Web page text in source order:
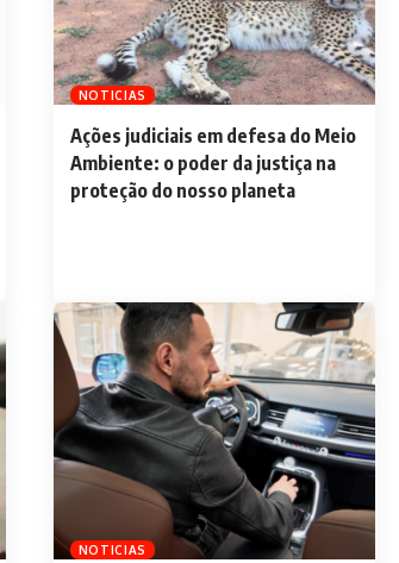
NOTICIAS
Ações judiciais em defesa do Meio
Ambiente: o poder da justiça na
proteção do nosso planeta
NOTICIAS